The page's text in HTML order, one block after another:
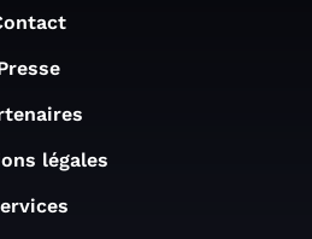
légales